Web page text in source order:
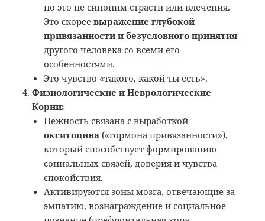
но это не синоним страсти или влечения.
Это скореевыражение глубокой
привязанности и безусловного принятия
другого человека со всеми его
особенностями.
Это чувство «такого, какой ты есть».
Физиологические и Неврологические
Корни:
Нежность связана с выработкой
окситоцина («гормона привязанности»),
который способствует формированию
социальных связей, доверия и чувства
спокойствия.
Активируются зоны мозга, отвечающие за
эмпатию, вознаграждение и социальное